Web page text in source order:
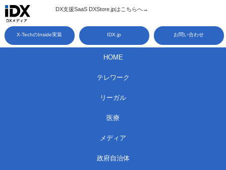
コ
ン
テ
DX支援SaaS DXStore.jpはこちらへ→​
X-TechのInside実装 IDX.jp お問い合わせ
HOME
テレワーク
リーガル
医療
メディア
政府自治体